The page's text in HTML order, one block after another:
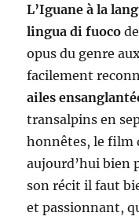
L’Iguane à la
lingua di fuoco
opus du genre
facilement
ailes
transalpins en
honnêtes, le film
aujourd’hui bien
son récit il faut
et passionnant,